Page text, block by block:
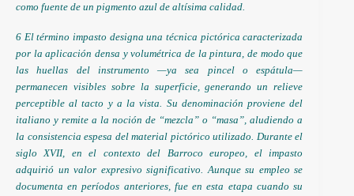
como fuente de un pigmento azul de altísima calidad.
6 El término impasto designa una técnica pictórica caracterizada
por la aplicación densa y volumétrica de la pintura, de modo que
las huellas del instrumento —ya sea pincel o espátula—
permanecen visibles sobre la superficie, generando un relieve
perceptible al tacto y a la vista. Su denominación proviene del
italiano y remite a la noción de “mezcla” o “masa”, aludiendo a
la consistencia espesa del material pictórico utilizado. Durante el
siglo XVII, en el contexto del Barroco europeo, el impasto
adquirió un valor expresivo significativo. Aunque su empleo se
documenta en períodos anteriores, fue en esta etapa cuando su